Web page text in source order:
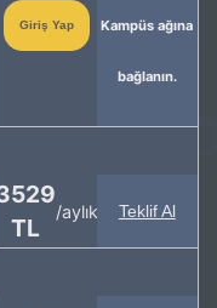
Giriş Yap Kampüs ağına
bağlanın.
TL
/aylık Teklif Al